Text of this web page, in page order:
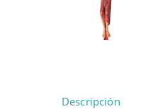
Descripción